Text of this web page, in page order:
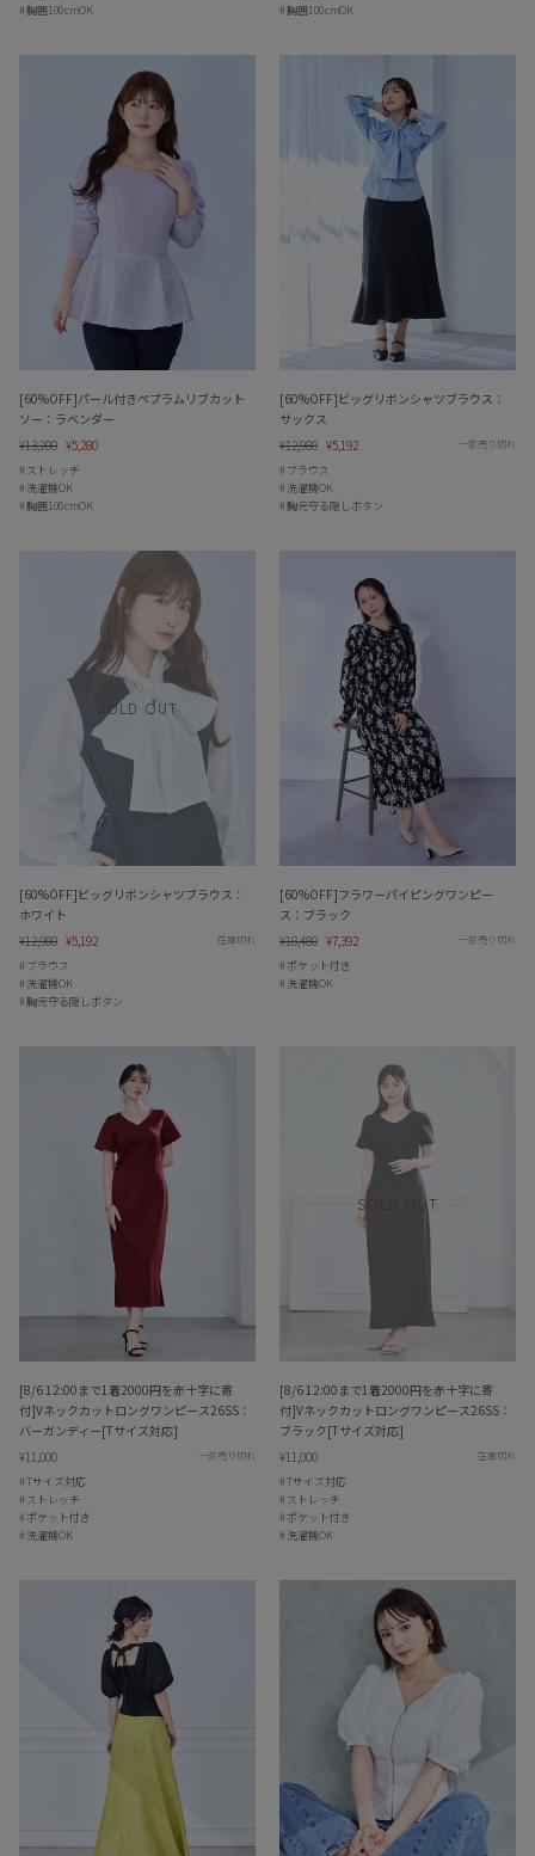
胸囲100cmOK
胸囲100cmOK
[60%OFF]パール付きペプラムリブカット
ソー：ラベンダー
Regular
¥13,200 Sale
¥5,280
ストレッチ
洗濯機OK
胸囲100cmOK
[60%OFF]ビッグリボンシャツブラウス：
サックス
Regular
¥12,980 Sale
¥5,192 一部売り切れ
ブラウス
洗濯機OK
胸元守る隠しボタン
SOLD OUT
[60%OFF]ビッグリボンシャツブラウス：
ホワイト
Regular
¥12,980 Sale
¥5,192 在庫切れ
ブラウス
洗濯機OK
胸元守る隠しボタン
[60%OFF]フラワーパイピングワンピー
ス：ブラック
Regular
¥18,480 Sale
¥7,392 一部売り切れ
ポケット付き
洗濯機OK
[8/6 12:00まで1着2000円を赤十字に寄
付]Vネックカットロングワンピース26SS：
バーガンディー[Tサイズ対応]
¥11,000
一部売り切れ
Tサイズ対応
ストレッチ
ポケット付き
洗濯機OK
SOLD OUT
[8/6 12:00まで1着2000円を赤十字に寄
付]Vネックカットロングワンピース26SS：
ブラック[Tサイズ対応]
¥11,000
在庫切れ
Tサイズ対応
ストレッチ
ポケット付き
洗濯機OK